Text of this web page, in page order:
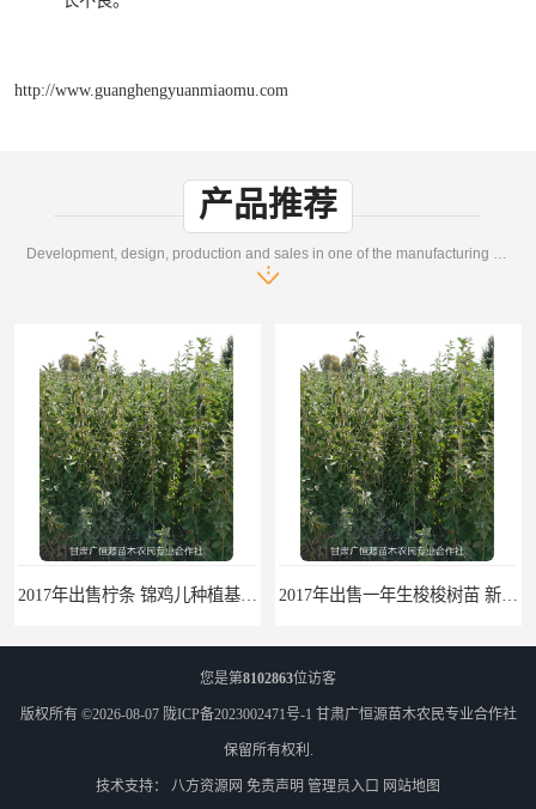
http://www.guanghengyuanmiaomu.com
产品推荐
您是第8102863位访客
版权所有 ©2026-08-07 陇ICP备2023002471号-1 甘肃广恒源苗木农民专业合作社
保留所有权利.
技术支持： 八方资源网 免责声明 管理员入口 网站地图